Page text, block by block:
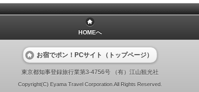
HOMEへ
お宿でポン！PCサイト（トップページ）
東京都知事登録旅行業第3-4756号 （有）江山観光社
Copyright(C) Eyama Travel Corporation.All Rights Reserved.